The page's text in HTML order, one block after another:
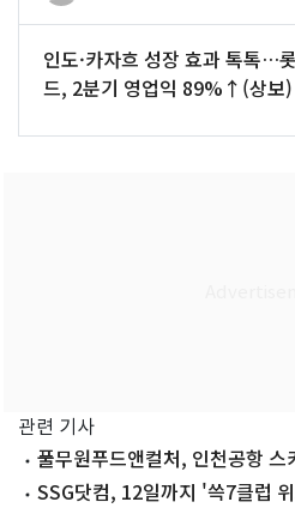
인도·카자흐 성장 효과 톡톡…
드, 2분기 영업익 89%↑(상보)
관련 기사
풀무원푸드앤컬처, 인천공항
대전' 진행
SSG닷컴, 12일까지 '쓱7클럽